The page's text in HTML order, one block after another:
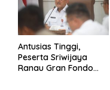
Antusias Tinggi,
Peserta Sriwijaya
Ranau Gran Fondo